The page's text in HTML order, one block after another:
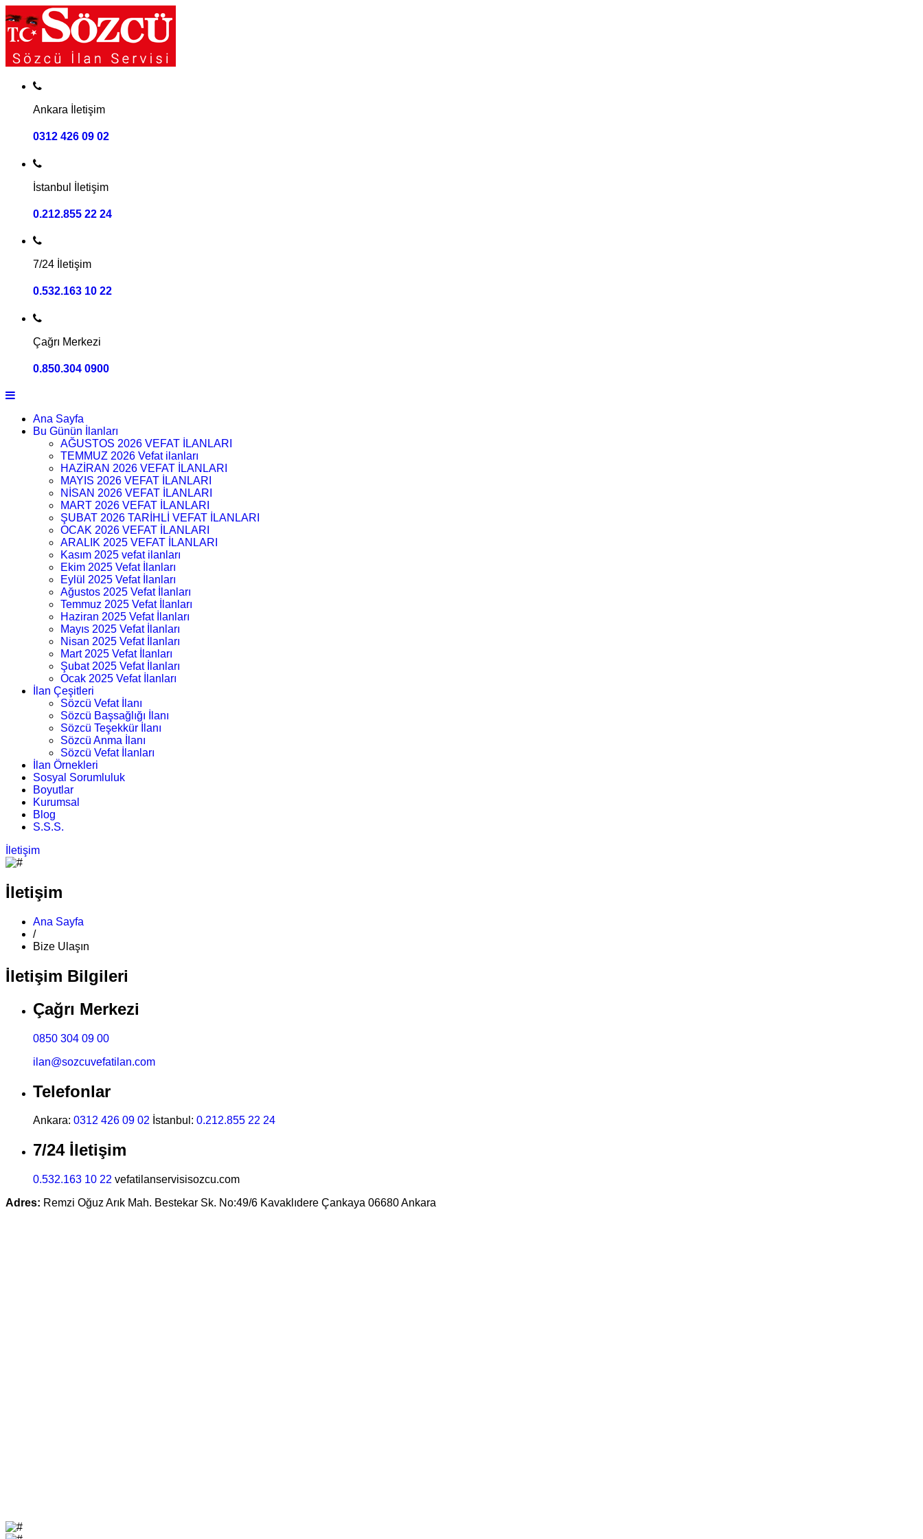
Ankara İletişim
0312 426 09 02
İstanbul İletişim
0.212.855 22 24
7/24 İletişim
0.532.163 10 22
Çağrı Merkezi
0.850.304 0900
Ana Sayfa
Bu Günün İlanları
AĞUSTOS 2026 VEFAT İLANLARI
TEMMUZ 2026 Vefat ilanları
HAZİRAN 2026 VEFAT İLANLARI
MAYIS 2026 VEFAT İLANLARI
NİSAN 2026 VEFAT İLANLARI
MART 2026 VEFAT İLANLARI
ŞUBAT 2026 TARİHLİ VEFAT İLANLARI
OCAK 2026 VEFAT İLANLARI
ARALIK 2025 VEFAT İLANLARI
Kasım 2025 vefat ilanları
Ekim 2025 Vefat İlanları
Eylül 2025 Vefat İlanları
Ağustos 2025 Vefat İlanları
Temmuz 2025 Vefat İlanları
Haziran 2025 Vefat İlanları
Mayıs 2025 Vefat İlanları
Nisan 2025 Vefat İlanları
Mart 2025 Vefat İlanları
Şubat 2025 Vefat İlanları
Ocak 2025 Vefat İlanları
İlan Çeşitleri
Sözcü Vefat İlanı
Sözcü Başsağlığı İlanı
Sözcü Teşekkür İlanı
Sözcü Anma İlanı
Sözcü Vefat İlanları
İlan Örnekleri
Sosyal Sorumluluk
Boyutlar
Kurumsal
Blog
S.S.S.
İletişim
İletişim
Ana Sayfa
/
Bize Ulaşın
İletişim Bilgileri
Çağrı Merkezi
0850 304 09 00
ilan@sozcuvefatilan.com
Telefonlar
Ankara: 0312 426 09 02 İstanbul: 0.212.855 22 24
7/24 İletişim
0.532.163 10 22 vefatilanservisisozcu.com
Adres: Remzi Oğuz Arık Mah. Bestekar Sk. No:49/6 Kavaklıdere Çankaya 06680 Ankara